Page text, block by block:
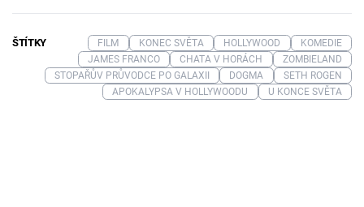
ŠTÍTKY FILM KONEC SVĚTA HOLLYWOOD
KOMEDIE
JAMES FRANCO
CHATA V HORÁCH
ZOMBIELAND
STOPAŘŮV PRŮVODCE PO GALAXII
DOGMA
SETH ROGEN
APOKALYPSA V HOLLYWOODU
U KONCE SVĚTA